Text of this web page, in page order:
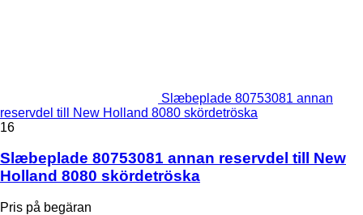
Slæbeplade 80753081 annan
reservdel till New Holland 8080 skördetröska
16
Slæbeplade 80753081 annan reservdel till New
Holland 8080 skördetröska
Pris på begäran